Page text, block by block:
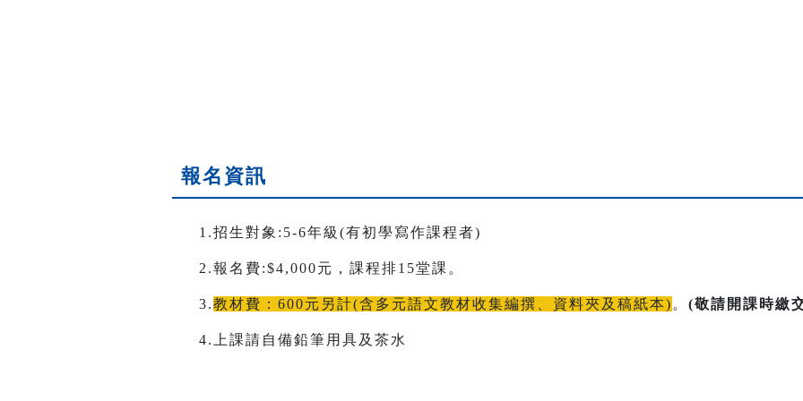
報名資訊
1.招生對象:5-6年級(有初學寫作課程者)
2.報名費:$4,000元，課程排15堂課。
3.教材費：600元另計(含多元語文教材收集編撰、資料夾及稿紙本) 。 (敬請開課時繳
4.上課請自備鉛筆用具及茶水